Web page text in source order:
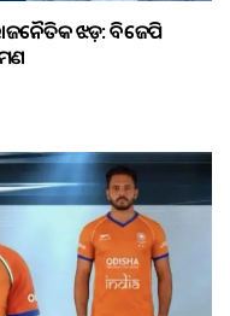
ଝଡ଼: ବିଜେପି